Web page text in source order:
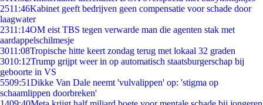
2511:46Kabinet geeft bedrijven geen compensatie voor schade door
laagwater
2311:14OM eist TBS tegen verwarde man die agenten stak met
aardappelschilmesje
3011:08Tropische hitte keert zondag terug met lokaal 32 graden
3010:12Trump grijpt weer in op automatisch staatsburgerschap bij
geboorte in VS
5509:51Dikke Van Dale neemt 'vulvalippen' op: 'stigma op
schaamlippen doorbreken'